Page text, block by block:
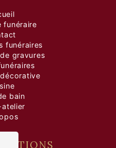
funéraire
funéraires
gravures
bain